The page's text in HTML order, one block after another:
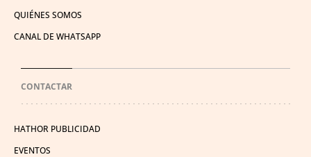
QUIÉNES SOMOS
CANAL DE WHATSAPP
CONTACTAR
HATHOR PUBLICIDAD
EVENTOS